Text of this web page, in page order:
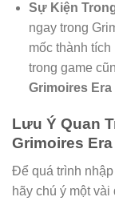
Sự Kiện
ngay trong
mốc thành
trong game
Grimoires Era
Lưu Ý Quan
Grimoires Era
Để quá trình nhập
hãy chú ý một vài